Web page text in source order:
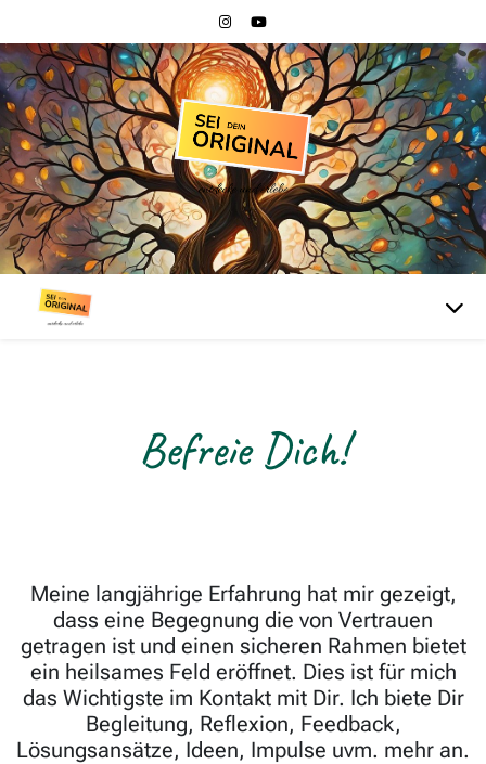
Befreie Dich!
Meine langjährige Erfahrung hat mir gezeigt,
dass eine Begegnung die von Vertrauen
getragen ist und einen sicheren Rahmen bietet
ein heilsames Feld eröffnet. Dies ist für mich
das Wichtigste im Kontakt mit Dir. Ich biete Dir
Begleitung, Reflexion, Feedback,
Lösungsansätze, Ideen, Impulse uvm. mehr an.